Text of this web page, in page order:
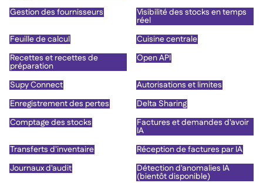
Gestion des fournisseurs Visibilité des stocks en temps
réel
Feuille de calcul
Cuisine centrale
Recettes et recettes de
préparation
Open API
Supy Connect
Autorisations et limites
Enregistrement des pertes
Delta Sharing
Comptage des stocks
Factures et demandes d'avoir
IA
Transferts d'inventaire
Réception de factures par IA
Journaux d'audit
Détection d'anomalies IA
(bientôt disponible)